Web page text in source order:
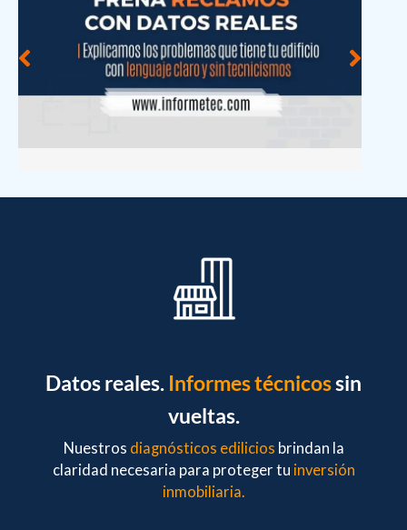
Datos reales. Informes técnicossin
vueltas.
Nuestros diagnósticos edilicios brindan la
claridad necesaria para proteger tu inversión
inmobiliaria.